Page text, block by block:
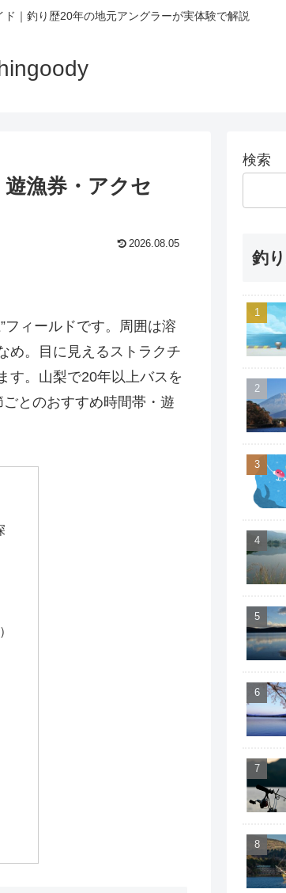
｜釣り歴20年の地元アングラーが実体験で解説
漁券・アクセ
2026.08.05
フィールドです。周囲は溶
め。目に見えるストラクチ
す。山梨で20年以上バスを
とのおすすめ時間帯・遊
検索
釣